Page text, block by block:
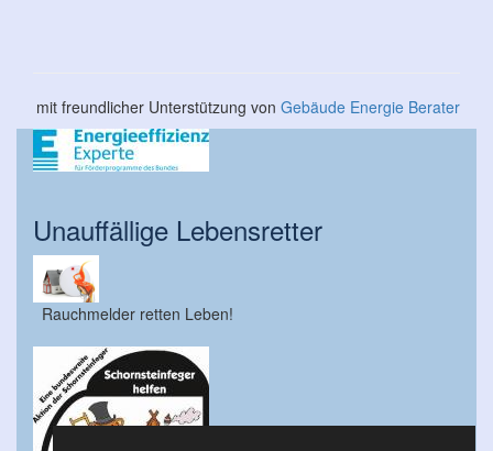
mit freundlicher Unterstützung von Gebäude Energie Berater
Unauffällige Lebensretter
Rauchmelder retten Leben!